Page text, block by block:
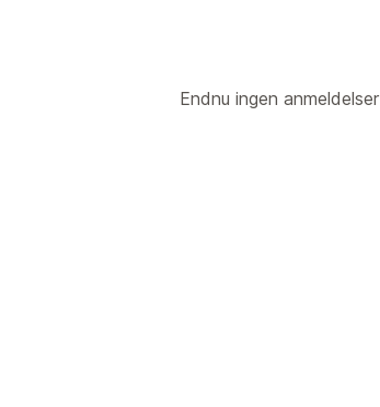
Endnu ingen anmeldelser